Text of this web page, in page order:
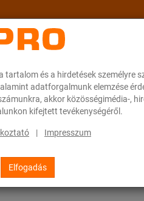
és a hirdetések személyre
adatforgalmunk elemzése
akkor közösségimédia-,
kifejtett tevékenységéről.
| Impresszum
Elfogadás
Downloads
sínprofil